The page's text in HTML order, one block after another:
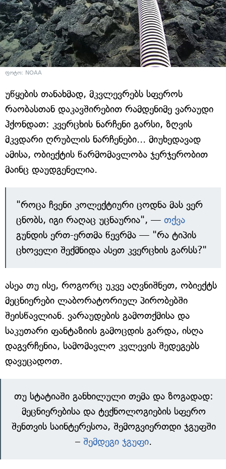
ფოტო: NOAA
უწყების თანახმად, მკვლევრებს სფეროს
რაობასთან დაკავშირებით რამდენიმე ვარაუდი
ჰქონდათ: კვერცხის ნარჩენი გარსი, ზღვის
მკვდარი ღრუბლის ნარჩენები... მიუხედავად
ამისა, ობიექტის წარმომავლობა ჯერჯერობით
მაინც დაუდგენელია.
"როცა ჩვენი კოლექტიური ცოდნა მას ვერ
ცნობს, იგი რაღაც უცნაურია", — თქვა
გუნდის ერთ-ერთმა წევრმა — "რა ტიპის
ცხოველი შექმნიდა ასეთ კვერცხის გარსს?"
ასეა თუ ისე, როგორც უკვე აღვნიშნეთ, ობიექტს
მეცნიერები ლაბორატორიულ პირობებში
შეისწავლიან. ვარაუდების გამოთქმისა და
საკუთარი ფანტაზიის გამოცდის გარდა, ისღა
დაგვრჩენია, სამომავლო კვლევის შედეგებს
დავუცადოთ.
თუ სტატიაში განხილული თემა და ზოგადად:
მეცნიერებისა და ტექნოლოგიების სფერო
შენთვის საინტერესოა, შემოგვიერთდი ჯგუფში
– შემდეგი ჯგუფი.